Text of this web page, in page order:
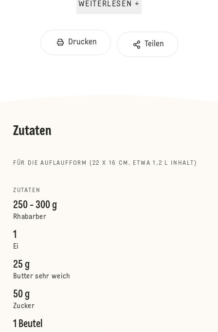
WEITERLESEN +
Drucken Teilen
Zutaten
FÜR DIE AUFLAUFFORM (22 X 16 CM, ETWA 1,2 L INHALT)
ZUTATEN
250 - 300 g
Rhabarber
1
Ei
25 g
Butter sehr weich
50 g
Zucker
1 Beutel